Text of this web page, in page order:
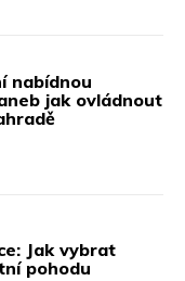
nabídnou
jak ovládnout
Jak vybrat
pohodu